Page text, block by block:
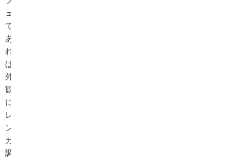
ェ
で
あ
れ
ば、
外
観
に
レ
ン
ガ
調